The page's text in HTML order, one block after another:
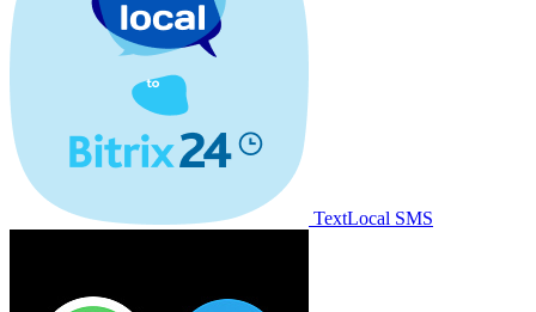
TextLocal SMS